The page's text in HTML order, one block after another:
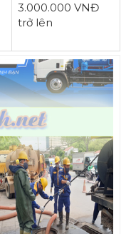
3.000.000 VNĐ
trở lên